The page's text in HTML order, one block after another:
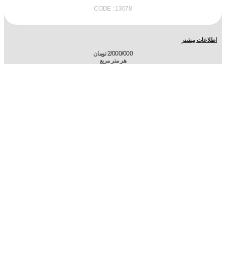
CODE : 13078
اطلاعات بیشتر
2/000/000تومان
هر متر مربع